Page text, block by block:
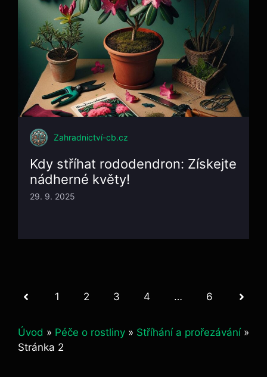
Zahradnictví-cb.cz
Kdy stříhat rododendron: Získejte
nádherné květy!
29. 9. 2025
1 2 3 4 … 6
Úvod » Péče o rostliny » Stříhání a prořezávání»
Stránka 2